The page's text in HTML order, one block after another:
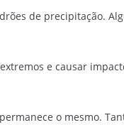
de precipitação.
e causar
o mesmo.